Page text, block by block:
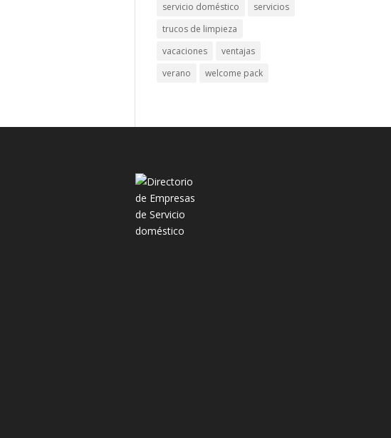
servicio doméstico
servicios
trucos de limpieza
vacaciones
ventajas
verano
welcome pack